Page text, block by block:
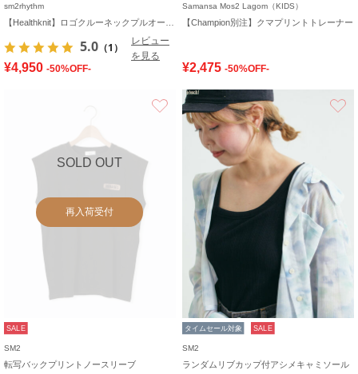
sm2rhythm
5.0 （1）
レビュー
を見る
¥4,950 -50%OFF-
Samansa Mos2 Lagom（KIDS）
【Champion別注】クマプリントトレーナー
¥2,475 -50%OFF-
SOLD OUT
再入荷受付
お気に入り
SALE
SM2
転写バックプリントノースリーブ
タイムセール対象 SALE
SM2
ランダムリブカップ付アシメキャミソール